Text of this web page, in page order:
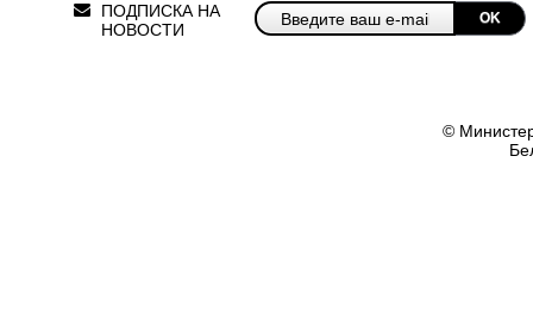
ПОДПИСКА НА
НОВОСТИ
OK
©